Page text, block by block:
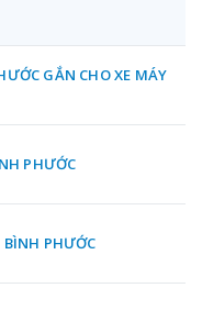
GẮN CHO XE MÁY
PHƯỚC
PHƯỚC